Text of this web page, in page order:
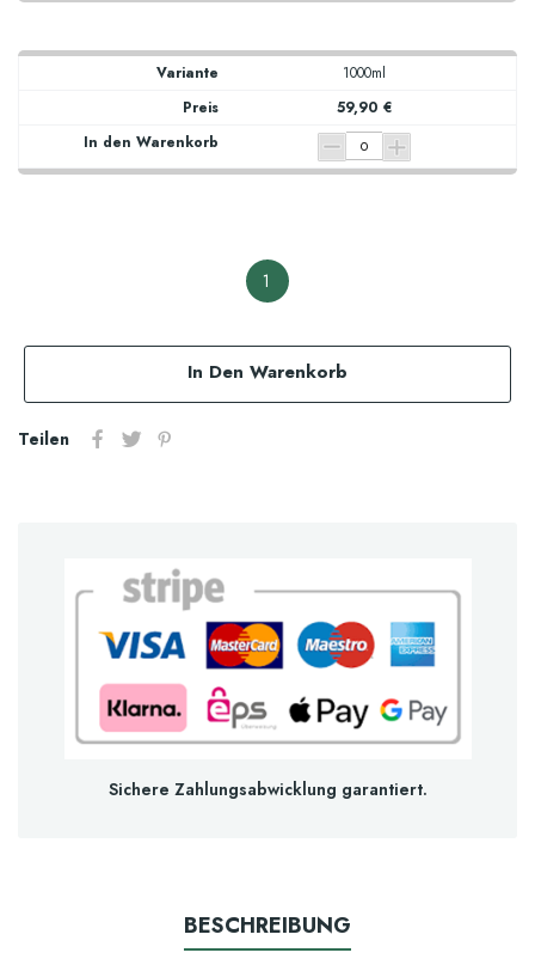
1000ml
59,90 €
1
In Den Warenkorb
Teilen
Sichere Zahlungsabwicklung garantiert.
BESCHREIBUNG